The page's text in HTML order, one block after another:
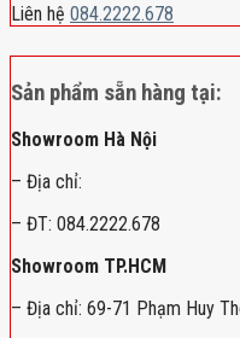
Liên hệ 084.2222.678
Sản phẩm sẵn hàng tại:
Showroom Hà Nội
– Địa chỉ:
– ĐT: 084.2222.678
Showroom TP.HCM
– Địa chỉ: 69-71 Phạm Huy